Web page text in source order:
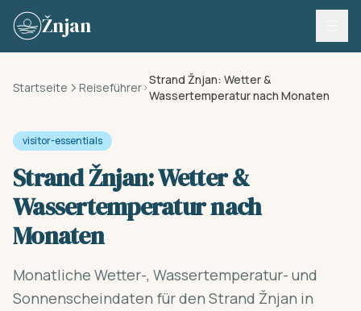
Skip to content
Žnjan
Startseite Reiseführer
Strand Žnjan: Wetter &
Wassertemperatur nach Monaten
visitor-essentials
Strand Žnjan: Wetter &
Wassertemperatur nach
Monaten
Monatliche Wetter-, Wassertemperatur- und
Sonnenscheindaten für den Strand Žnjan in